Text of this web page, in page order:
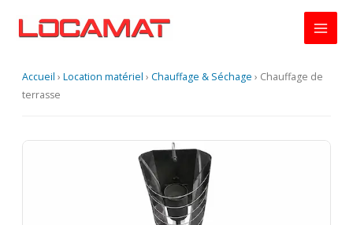
Accueil › Location matériel › Chauffage & Séchage › Chauffage de
terrasse